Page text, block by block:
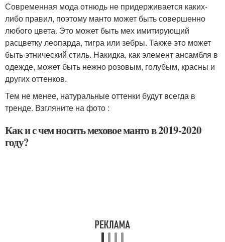
Современная мода отнюдь не придерживается каких-
либо правил, поэтому манто может быть совершенно
любого цвета. Это может быть мех имитирующий
расцветку леопарда, тигра или зебры. Также это может
быть этнический стиль. Накидка, как элемент ансамбля в
одежде, может быть нежно розовым, голубым, красны и
других оттенков.
Тем не менее, натуральные оттенки будут всегда в
тренде. Взгляните на фото :
Как и с чем носить меховое манто в 2019-2020
году?